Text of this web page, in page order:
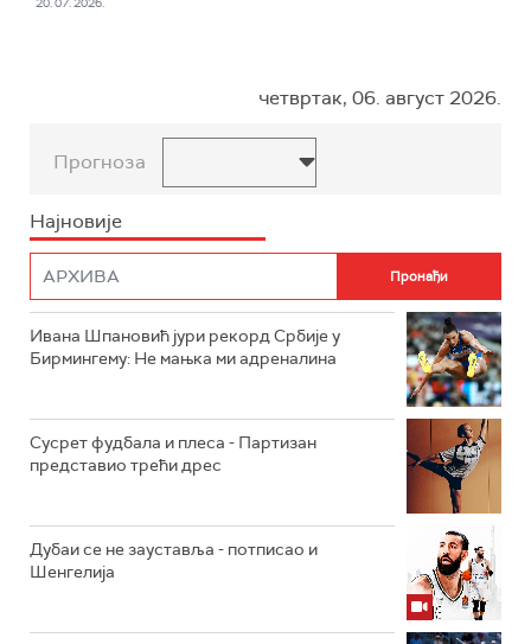
четвртак, 06. август 2026.
Прогноза
Најновије
Ивана Шпановић јури рекорд Србије у
Бирмингему: Не мањка ми адреналина
Сусрет фудбала и плеса - Партизан
представио трећи дрес
Дубаи се не зауставља - потписао и
Шенгелија